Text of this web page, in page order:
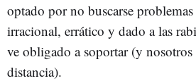
optado por no buscarse
irracional, errático y dado a las
ve obligado a soportar (y nosotros
distancia).